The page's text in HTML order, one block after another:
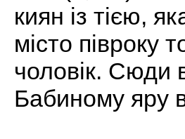
киян із тією,
місто
чоловік. Сюди
Бабиному яру